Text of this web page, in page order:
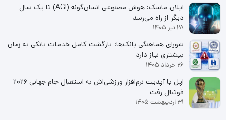
ایلان ماسک: هوش مصنوعی انسان‌گونه (AGI) تا یک سال
دیگر از راه می‌رسد
28 تیر 1405
شورای هماهنگی بانک‌ها: بازگشت کامل خدمات بانکی به زمان
بیشتری نیاز دارد
26 خرداد 1405
اپل با آپدیت نرم‌افزار ورزشی‌اش به استقبال جام جهانی ۲۰۲۶
فوتبال رفت
31 اردیبهشت 1405